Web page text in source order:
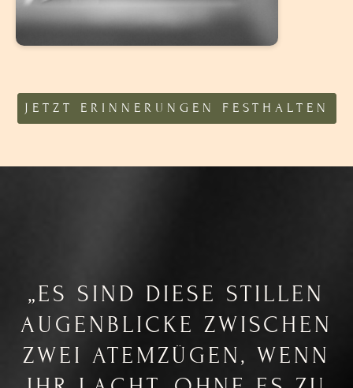
JETZT ERINNERUNGEN FESTHALTEN
„ES SIND DIESE STILLEN
AUGENBLICKE ZWISCHEN
ZWEI ATEMZÜGEN, WENN